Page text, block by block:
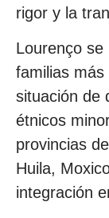
rigor y la
Lourenço
familias
situación de
étnicos
provincias
Huila,
integración